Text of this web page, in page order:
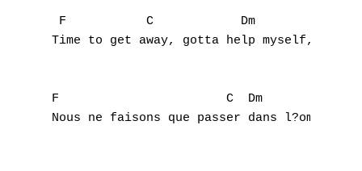
F           C            Dm
Time to get away, gotta help myself, Soon
F                       C  Dm
Nous ne faisons que passer dans l?ombre
F